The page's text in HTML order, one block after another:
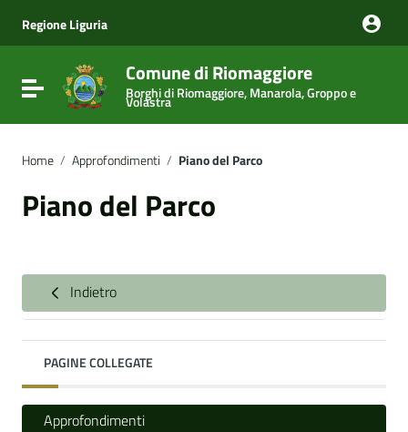
Vai al menu di navigazione
Vai al footer
Regione Liguria
Attiva / disattiva la navigazione
Comune di Riomaggiore
Borghi di Riomaggiore, Manarola, Groppo e
Volastra
Home / Approfondimenti / Piano del Parco
Piano del Parco
Indietro
PAGINE COLLEGATE
Approfondimenti